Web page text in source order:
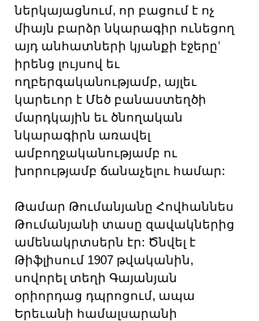
ներկայացնում, որ բացում է ոչ
միայն բարձր նկարագիր ունեցող
այդ անհատների կյանքի էջերըՙ
իրենց լույսով եւ
ողբերգականությամբ, այլեւ
կարեւոր է Մեծ բանաստեղծի
մարդկային եւ ծնողական
նկարագիրն առավել
ամբողջականությամբ ու
խորությամբ ճանաչելու համար:
Թամար Թումանյանը Հովհաննես
Թումանյանի տասը զավակներից
ամենակրտսերն էր: Ծնվել է
Թիֆլիսում 1907 թվականին,
սովորել տեղի Գայանյան
օրիորդաց դպրոցում, ապա
Երեւանի համալսարանի